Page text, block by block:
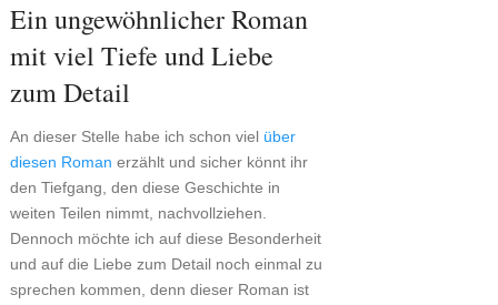
Ein ungewöhnlicher Roman
mit viel Tiefe und Liebe
zum Detail
An dieser Stelle habe ich schon viel über
diesen Roman erzählt und sicher könnt ihr
den Tiefgang, den diese Geschichte in
weiten Teilen nimmt, nachvollziehen.
Dennoch möchte ich auf diese Besonderheit
und auf die Liebe zum Detail noch einmal zu
sprechen kommen, denn dieser Roman ist